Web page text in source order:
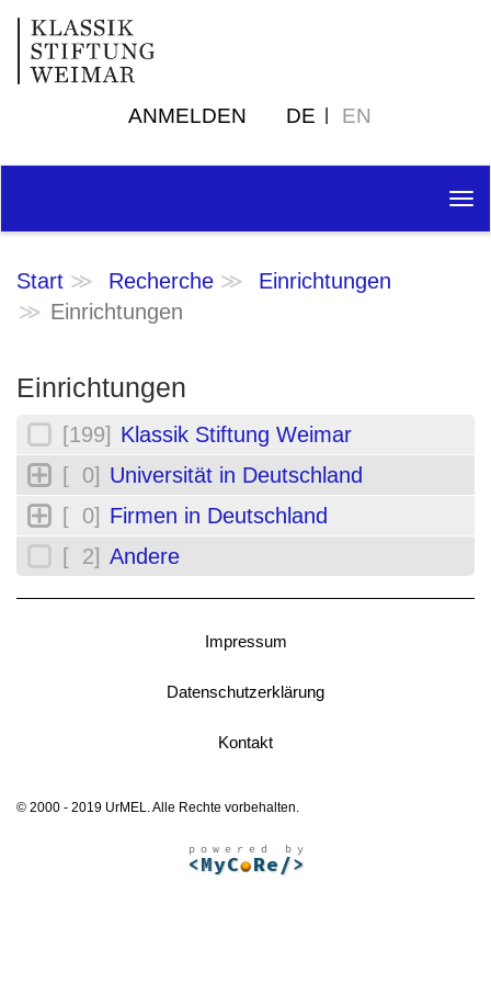
ANMELDEN DE EN
Start Recherche
Einrichtungen
Einrichtungen
Einrichtungen
[199] Klassik Stiftung Weimar
[ 0] Universität in Deutschland
[ 0] Firmen in Deutschland
[ 2] Andere
Impressum
Datenschutzerklärung
Kontakt
© 2000 - 2019 UrMEL. Alle Rechte vorbehalten.